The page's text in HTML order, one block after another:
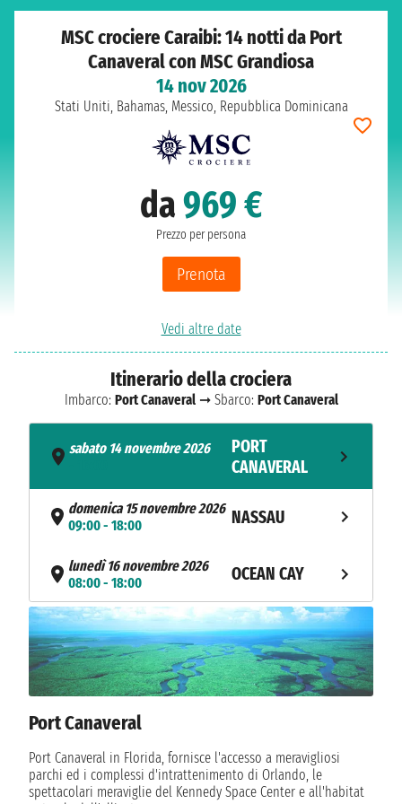
MSC crociere Caraibi: 14 notti da Port
Canaveral con MSC Grandiosa
14 nov 2026
Stati Uniti, Bahamas, Messico, Repubblica Dominicana
da969 €
Prezzo per persona
Prenota
Vedi altre date
Itinerario della crociera
Imbarco: Port Canaveral➞ Sbarco: Port Canaveral
sabato 14 novembre 2026
PORT
CANAVERAL
domenica 15 novembre 2026
09:00 - 18:00
NASSAU
lunedì 16 novembre 2026
08:00 - 18:00
OCEAN CAY
martedì 17 novembre 2026 NAVIGAZIONE
mercoledì 18 novembre 2026
07:00 - 19:00
COZUMEL
08:00 - 14:00
venerdì 20 novembre 2026 NAVIGAZIONE
sabato 21 novembre 2026
PORT
Port Canaveral
Port Canaveral in Florida, fornisce l'accesso a meravigliosi
parchi ed i complessi d'intrattenimento di Orlando, le
spettacolari meraviglie del Kennedy Space Center e all'habitat